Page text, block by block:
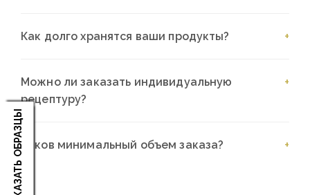
ЗАКАЗАТЬ ОБРАЗЦЫ
Как долго хранятся ваши продукты?
Можно ли заказать индивидуальную
рецептуру?
Каков минимальный объем заказа?